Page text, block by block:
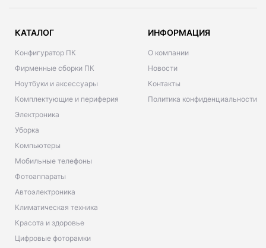
КАТАЛОГ
Конфигуратор ПК
Фирменные сборки ПК
Ноутбуки и аксессуары
Комплектующие и периферия
Электроника
Уборка
Компьютеры
Мобильные телефоны
Фотоаппараты
Автоэлектроника
Климатическая техника
Красота и здоровье
Цифровые фоторамки
ИНФОРМАЦИЯ
О компании
Новости
Контакты
Политика конфиденциальности